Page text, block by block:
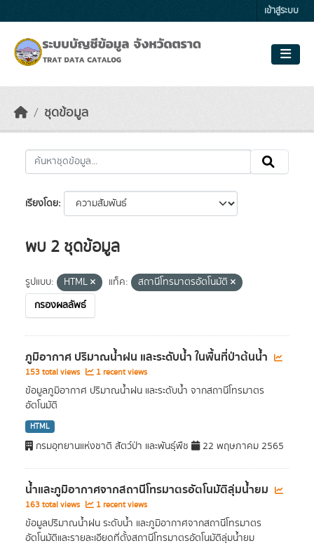
เข้าสู่ระบบ
ชุดข้อมูล
เรียงโดย
พบ 2 ชุดข้อมูล
รูปแบบ: HTML แท็ค:
สถานีโทรมาตรอัตโนมัติ
กรองผลลัพธ์
ภูมิอากาศ ปริมาณน้ำฝน และระดับน้ำ ในพื้นที่ป่าต้นน้ำ
153 total views 1 recent views
ข้อมูลภูมิอากาศ ปริมาณน้ำฝน และระดับน้ำ จากสถานีโทรมาตร
อัตโนมัติ
HTML
กรมอุทยานแห่งชาติ สัตว์ป่า และพันธุ์พืช 22 พฤษภาคม 2565
น้ำและภูมิอากาศจากสถานีโทรมาตรอัตโนมัติลุ่มน้ำยม
163 total views 1 recent views
ข้อมูลปริมาณน้ำฝน ระดับน้ำ และภูมิอากาศจากสถานีโทรมาตร
อัตโนมัติและรายละเอียดที่ตั้งสถานีโทรมาตรอัตโนมัติลุ่มน้ำยม